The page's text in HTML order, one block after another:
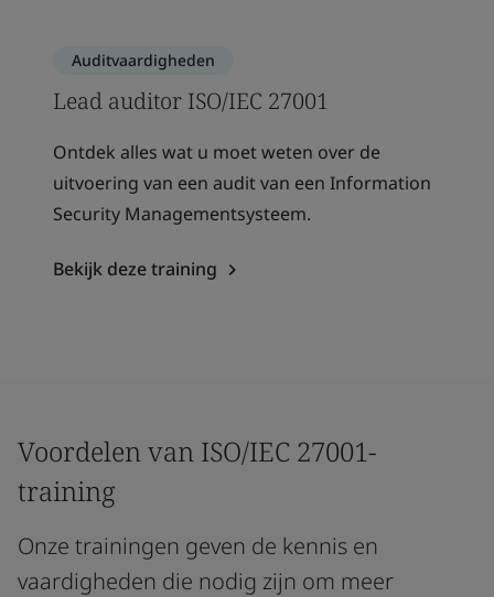
Auditvaardigheden
Lead auditor ISO/IEC 27001
Ontdek alles wat u moet weten over de
uitvoering van een audit van een Information
Security Managementsysteem.
Bekijk deze training
Voordelen van ISO/IEC 27001-
training
Onze trainingen geven de kennis en
vaardigheden die nodig zijn om meer